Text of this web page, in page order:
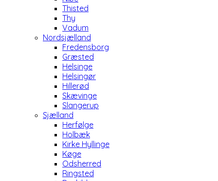
Thisted
Thy
Vadum
Nordsjælland
Fredensborg
Græsted
Helsinge
Helsingør
Hillerød
Skævinge
Slangerup
Sjælland
Herfølge
Holbæk
Kirke Hyllinge
Køge
Odsherred
Ringsted